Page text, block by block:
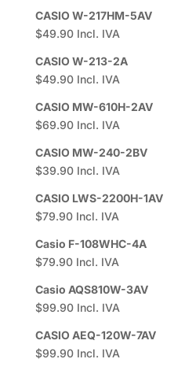
CASIO W-217HM-5AV
$49.90 Incl. IVA
CASIO W-213-2A
$49.90 Incl. IVA
CASIO MW-610H-2AV
$69.90 Incl. IVA
CASIO MW-240-2BV
$39.90 Incl. IVA
CASIO LWS-2200H-1AV
$79.90 Incl. IVA
Casio F-108WHC-4A
$79.90 Incl. IVA
Casio AQS810W-3AV
$99.90 Incl. IVA
CASIO AEQ-120W-7AV
$99.90 Incl. IVA